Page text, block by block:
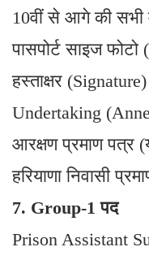
10वीं से आगे की सभी
पासपोर्ट साइज
हस्ताक्षर (Signature)
Undertaking
आरक्षण प्रमाण पत्र
हरियाणा निवासी
7. Group-1 पद
Prison Assistant